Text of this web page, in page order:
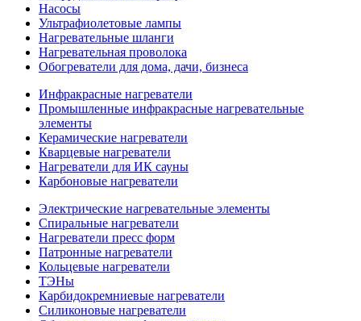
Насосы
Ультрафиолетовые лампы
Нагревательные шланги
Нагревательная проволока
Обогреватели для дома, дачи, бизнеса
Инфракрасные нагреватели
Промышленные инфракрасные нагревательные
элементы
Керамические нагреватели
Кварцевые нагреватели
Нагреватели для ИК сауны
Карбоновые нагреватели
Электрические нагревательные элементы
Спиральные нагреватели
Нагреватели пресс форм
Патронные нагреватели
Кольцевые нагреватели
ТЭНы
Карбидокремниевые нагреватели
Силиконовые нагреватели